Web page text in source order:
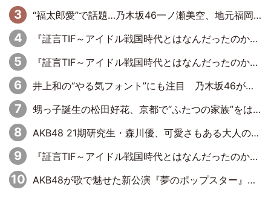
“福太郎愛”で話題…乃木坂46一ノ瀬美空、地元福岡『めんべい25周年トップサポーター』に就任
『証言TIF～アイドル戦国時代とはなんだったのか～』第6回：でんぱ組.inc・古川未鈴×相沢梨紗「『ハロプロやりたかったな』って言ったら、夢眠ねむさんに『てめえはでんぱ組．incなんだよ！』って肩パンされて(笑)」
『証言TIF～アイドル戦国時代とはなんだったのか～』第11回：私立恵比寿中学・真山りか×安本彩花「TIFで10年ぶりのキョンシーメイクをしたら、場を完全に引かせてしまって。時代が変わったんだなって」
井上和の“やる気フォント”にも注目 乃木坂46が挑んだ書道パフォーマンスの舞台裏
甥っ子誕生の松田好花、京都で“ふたつの家族”をはしご！ “母”黒谷友香に見送られ、“父”松岡昌宏とはハシゴ酒
AKB48 21期研究生・森川優、可愛さもある大人の女性に
『証言TIF～アイドル戦国時代とはなんだったのか～』第10回：さくら学院・武藤彩未×飯田らうら「正直、中3で辞めるというのを信じてなくて。そう言われてはいたけど、嘘でしょって」
AKB48が歌で魅せた新公演『夢のポップスター』 初日から全身全霊のステージ